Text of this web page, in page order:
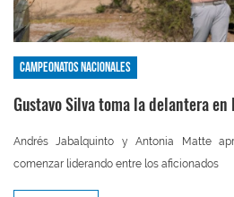
Campeonatos nacionales
Gustavo Silva toma la delantera en
Andrés Jabalquinto y Antonia Matte
comenzar liderando entre los aficionados